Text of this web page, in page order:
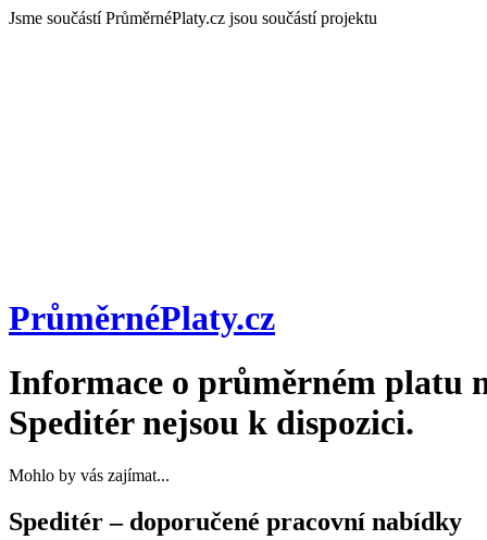
Jsme součástí PrůměrnéPlaty.cz jsou součástí projektu
PrůměrnéPlaty.cz
Informace o průměrném platu
Speditérnejsou k dispozici.
Mohlo by vás zajímat...
Speditér – doporučené pracovní nabídky